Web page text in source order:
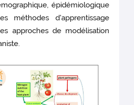
épidémiologique
méthodes d'apprentissage
approches de modélisation